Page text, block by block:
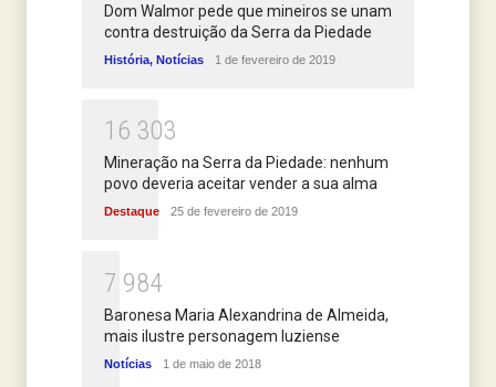
Dom Walmor pede que mineiros se unam
contra destruição da Serra da Piedade
História, Notícias 1 de fevereiro de 2019
1 6 303
Mineração na Serra da Piedade: nenhum
povo deveria aceitar vender a sua alma
Destaque 25 de fevereiro de 2019
7 984
Baronesa Maria Alexandrina de Almeida,
mais ilustre personagem luziense
Notícias 1 de maio de 2018